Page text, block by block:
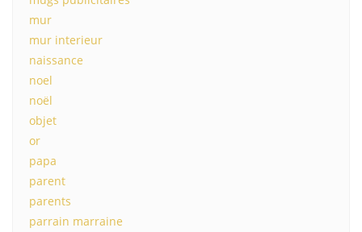
mur
mur interieur
naissance
noel
noël
objet
or
papa
parent
parents
parrain marraine